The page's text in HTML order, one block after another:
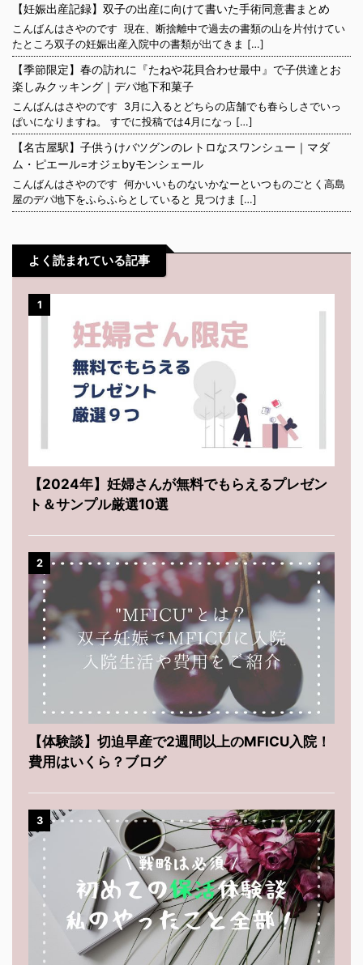
【妊娠出産記録】双子の出産に向けて書いた手術同意書まとめ
こんばんはさやのです 現在、断捨離中で過去の書類の山を片付けてい
たところ双子の妊娠出産入院中の書類が出てきま […]
【季節限定】春の訪れに『たねや花貝合わせ最中』で子供達とお
楽しみクッキング｜デパ地下和菓子
こんばんはさやのです 3月に入るとどちらの店舗でも春らしさでいっ
ぱいになりますね。 すでに投稿では4月になっ […]
【名古屋駅】子供うけバツグンのレトロなスワンシュー｜マダ
ム・ピエール=オジェbyモンシェール
こんばんはさやのです 何かいいものないかなーといつものごとく高島
屋のデパ地下をふらふらとしていると 見つけま […]
よく読まれている記事
1
【2024年】妊婦さんが無料でもらえるプレゼン
ト＆サンプル厳選10選
2
【体験談】切迫早産で2週間以上のMFICU入院！
費用はいくら？ブログ
3